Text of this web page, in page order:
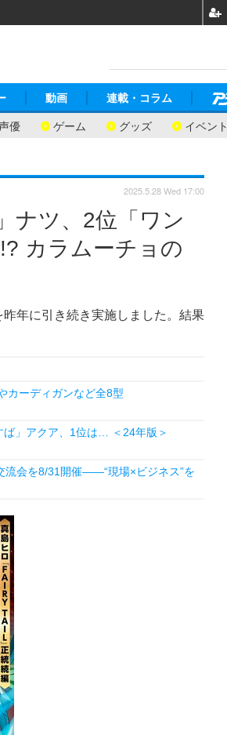
優 ゲーム グッズ イベント
動画 連載・コラム
ナツ、2位「ワン
カラムーチョの
年に引き続き実施しました。結果
2025.5.28 Wed 17:00
カーディガンなど全8型
ば」アクア、1位は… ＜24年版＞
流会を8/31開催――“現場×ビジネス”を